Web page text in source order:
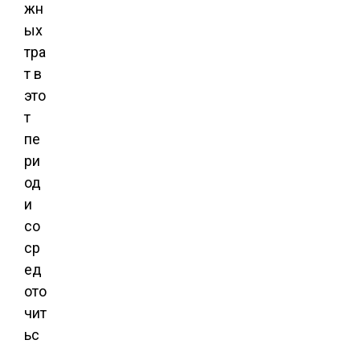
жн
ых
тра
т в
это
т
пе
ри
од
и
со
ср
ед
ото
чит
ьс